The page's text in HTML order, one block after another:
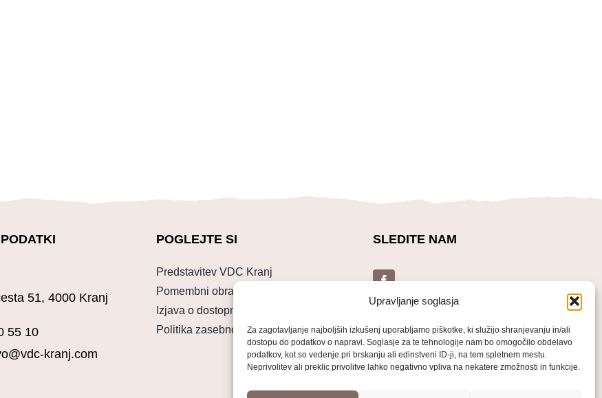
Upravljanje soglasja
Za zagotavljanje najboljših izkušenj uporabljamo piškotke, ki služijo shranjevanju in/ali
dostopu do podatkov o napravi. Soglasje za te tehnologije nam bo omogočilo obdelavo
podatkov, kot so vedenje pri brskanju ali edinstveni ID-ji, na tem spletnem mestu.
Neprivolitev ali preklic privolitve lahko negativno vpliva na nekatere zmožnosti in funkcije.
51, 4000 Kranj
55 10
kranj.com
POGLEJTE SI
Predstavitev VDC Kranj
Pomembni obrazci
Izjava o dostopnosti
Politika zasebnosti
SLEDITE NAM